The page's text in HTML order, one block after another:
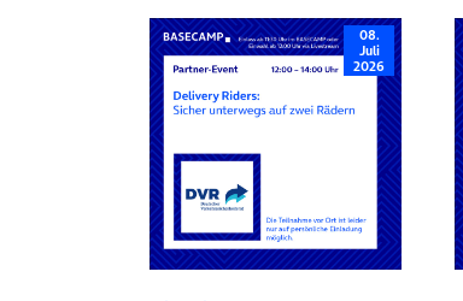
08.
Juli
2026